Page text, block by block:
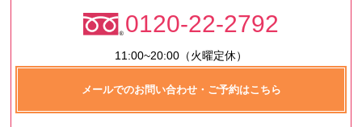
0120-22-2792
11:00~20:00（火曜定休）
メールでのお問い合わせ・ご予約はこちら